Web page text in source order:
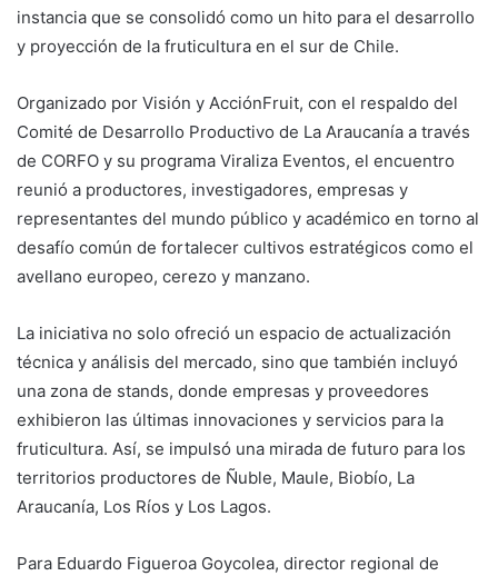
instancia que se consolidó como un hito para el desarrollo
y proyección de la fruticultura en el sur de Chile.
Organizado por Visión y AcciónFruit, con el respaldo del
Comité de Desarrollo Productivo de La Araucanía a través
de CORFO y su programa Viraliza Eventos, el encuentro
reunió a productores, investigadores, empresas y
representantes del mundo público y académico en torno al
desafío común de fortalecer cultivos estratégicos como el
avellano europeo, cerezo y manzano.
La iniciativa no solo ofreció un espacio de actualización
técnica y análisis del mercado, sino que también incluyó
una zona de stands, donde empresas y proveedores
exhibieron las últimas innovaciones y servicios para la
fruticultura. Así, se impulsó una mirada de futuro para los
territorios productores de Ñuble, Maule, Biobío, La
Araucanía, Los Ríos y Los Lagos.
Para Eduardo Figueroa Goycolea, director regional de